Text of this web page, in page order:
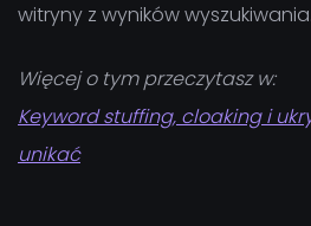
witryny z wyników wyszukiwania.
Więcej o tym przeczytasz w:
Keyword stuffing, cloaking i
unikać